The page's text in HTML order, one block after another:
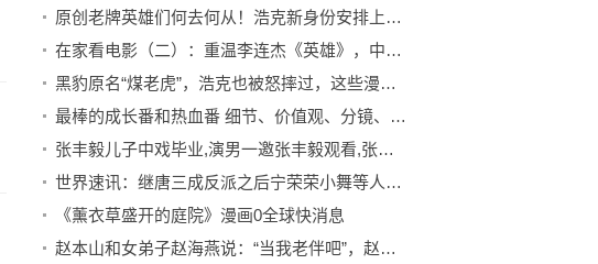
原创老牌英雄们何去何从！浩克新身份安排上！我只是一名导师！
在家看电影（二）：重温李连杰《英雄》，中日两部动画很不一样
黑豹原名“煤老虎”，浩克也被怒摔过，这些漫威趣事你知道吗？2环球微动态
最棒的成长番和热血番 细节、价值观、分镜、作画无可挑剔
张丰毅儿子中戏毕业,演男一邀张丰毅观看,张丰毅:你演男一能看?1环球聚看点
世界速讯：继唐三成反派之后宁荣荣小舞等人也被打成反派，主角团都成反派了
《薰衣草盛开的庭院》漫画0全球快消息
赵本山和女弟子赵海燕说：“当我老伴吧”，赵海燕：“师父，我没听错吧？”